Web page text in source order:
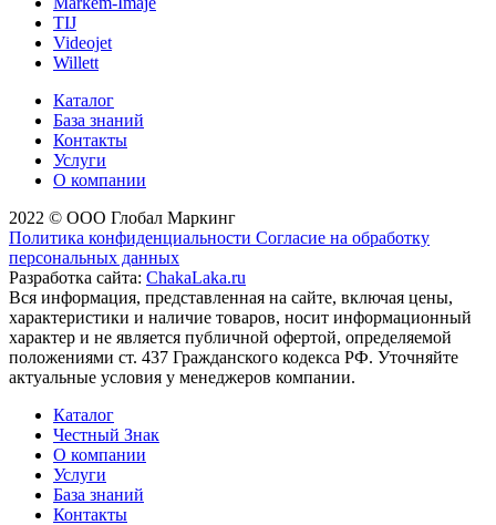
TIJ
Videojet
Willett
Каталог
База знаний
Контакты
Услуги
О компании
2022 © ООО Глобал Маркинг
Политика конфиденциальности Согласие на обработку
персональных данных
Разработка сайта: ChakaLaka.ru
Вся информация, представленная на сайте, включая цены,
характеристики и наличие товаров, носит информационный
характер и не является публичной офертой, определяемой
положениями ст. 437 Гражданского кодекса РФ. Уточняйте
актуальные условия у менеджеров компании.
Каталог
Честный Знак
О компании
Услуги
База знаний
Контакты